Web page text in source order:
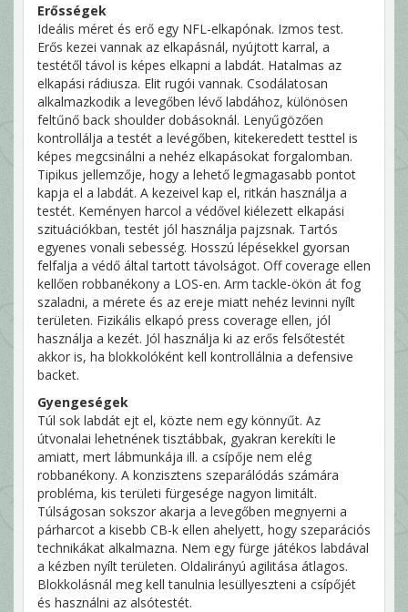
Erősségek
Ideális méret és erő egy NFL-elkapónak. Izmos test.
Erős kezei vannak az elkapásnál, nyújtott karral, a
testétől távol is képes elkapni a labdát. Hatalmas az
elkapási rádiusza. Elit rugói vannak. Csodálatosan
alkalmazkodik a levegőben lévő labdához, különösen
feltűnő back shoulder dobásoknál. Lenyűgözően
kontrollálja a testét a levégőben, kitekeredett testtel is
képes megcsinálni a nehéz elkapásokat forgalomban.
Tipikus jellemzője, hogy a lehető legmagasabb pontot
kapja el a labdát. A kezeivel kap el, ritkán használja a
testét. Keményen harcol a védővel kiélezett elkapási
szituációkban, testét jól használja pajzsnak. Tartós
egyenes vonali sebesség. Hosszú lépésekkel gyorsan
felfalja a védő által tartott távolságot. Off coverage ellen
kellően robbanékony a LOS-en. Arm tackle-ökön át fog
szaladni, a mérete és az ereje miatt nehéz levinni nyílt
területen. Fizikális elkapó press coverage ellen, jól
használja a kezét. Jól használja ki az erős felsőtestét
akkor is, ha blokkolóként kell kontrollálnia a defensive
backet.
Gyengeségek
Túl sok labdát ejt el, közte nem egy könnyűt. Az
útvonalai lehetnének tisztábbak, gyakran kerekíti le
amiatt, mert lábmunkája ill. a csípője nem elég
robbanékony. A konzisztens szeparálódás számára
probléma, kis területi fürgesége nagyon limitált.
Túlságosan sokszor akarja a levegőben megnyerni a
párharcot a kisebb CB-k ellen ahelyett, hogy szeparációs
technikákat alkalmazna. Nem egy fürge játékos labdával
a kézben nyílt területen. Oldalirányú agilitása átlagos.
Blokkolásnál meg kell tanulnia lesüllyeszteni a csípőjét
és használni az alsótestét.